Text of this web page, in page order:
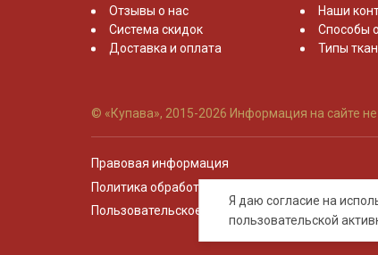
Я даю согласие на
пользовательской
Отзывы о нас
Система скидок
Доставка и оплата
Наши
Способы
Типы
© «Купава», 2015-2026 Информация на сайте
Правовая информация
Политика обработки персональных данных
Пользовательское соглашение